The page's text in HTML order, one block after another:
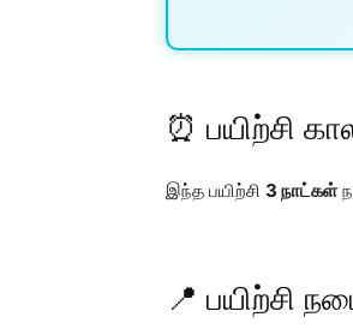
⏰ பயிற்சி
இந்த பயிற்சி 3 நாட்கள்
📍 பயிற்சி